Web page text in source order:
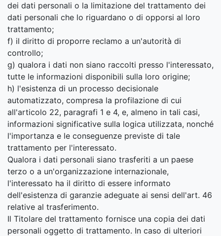
dei dati personali o la limitazione del trattamento dei
dati personali che lo riguardano o di opporsi al loro
trattamento;
f) il diritto di proporre reclamo a un'autorità di
controllo;
g) qualora i dati non siano raccolti presso l'interessato,
tutte le informazioni disponibili sulla loro origine;
h) l'esistenza di un processo decisionale
automatizzato, compresa la profilazione di cui
all'articolo 22, paragrafi 1 e 4, e, almeno in tali casi,
informazioni significative sulla logica utilizzata, nonché
l'importanza e le conseguenze previste di tale
trattamento per l'interessato.
Qualora i dati personali siano trasferiti a un paese
terzo o a un'organizzazione internazionale,
l'interessato ha il diritto di essere informato
dell'esistenza di garanzie adeguate ai sensi dell'art. 46
relative al trasferimento.
Il Titolare del trattamento fornisce una copia dei dati
personali oggetto di trattamento. In caso di ulteriori